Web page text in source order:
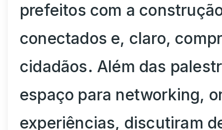
prefeitos com a
conectados e, claro,
cidadãos. Além das
espaço para networking,
experiências, discutiram